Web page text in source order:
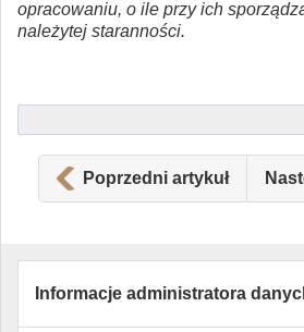
opracowaniu, o ile przy ich
należytej staranności.
Poprzedni artykuł
Informacje administratora